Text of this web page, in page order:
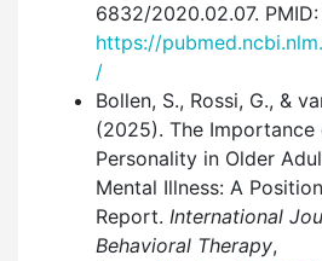
6832/2020.02.07.
https://
/
Bollen, S., Rossi, G., &
(2025). The
Personality in Older
Mental Illness: A
Report. International
Behavioral Therapy,